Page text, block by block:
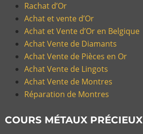
Rachat d’Or
Achat et vente d’Or
Achat et Vente d’Or en Belgique
Achat Vente de Diamants
Achat Vente de Pièces en Or
Achat Vente de Lingots
Achat Vente de Montres
Réparation de Montres
COURS MÉTAUX PRÉCIEUX